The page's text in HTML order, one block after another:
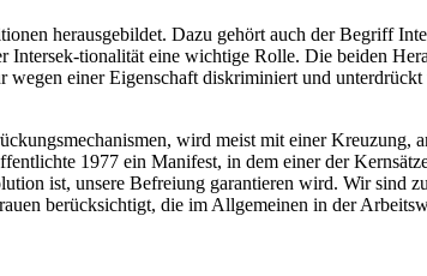
herausgebildet. Dazu gehört auch der Begriff
tionalität eine wichtige Rolle. Die beiden
einer Eigenschaft diskriminiert und
wird meist mit einer Kreuzung,
1977 ein Manifest, in dem einer der
ist, unsere Befreiung garantieren wird. Wir sind
berücksichtigt, die im Allgemeinen in der